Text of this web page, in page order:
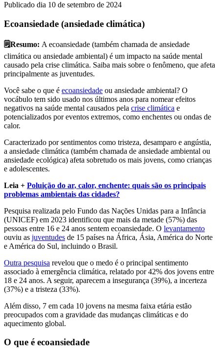
Publicado dia 10 de setembro de 2024
Ecoansiedade (ansiedade climática)
🗒️Resumo: A ecoansiedade (também chamada de ansiedade
climática ou ansiedade ambiental) é um impacto na saúde mental
causado pela crise climática. Saiba mais sobre o fenômeno, que afeta
principalmente as juventudes.
Você sabe o que é ecoansiedade ou ansiedade ambiental? O
vocábulo tem sido usado nos últimos anos para nomear efeitos
negativos na saúde mental causados pela crise climática e
potencializados por eventos extremos, como enchentes ou ondas de
calor.
Caracterizado por sentimentos como tristeza, desamparo e angústia,
a ansiedade climática (também chamada de ansiedade ambiental ou
ansiedade ecológica) afeta sobretudo os mais jovens, como crianças
e adolescentes.
Leia + Poluição do ar, calor, enchente: quais são os principais
problemas ambientais das cidades?
Pesquisa realizada pelo Fundo das Nações Unidas para a Infância
(UNICEF) em 2023 identificou que mais da metade (57%) das
pessoas entre 16 e 24 anos sentem ecoansiedade. O levantamento
ouviu as juventudes de 15 países na África, Ásia, América do Norte
e América do Sul, incluindo o Brasil.
Outra pesquisa revelou que o medo é o principal sentimento
associado à emergência climática, relatado por 42% dos jovens entre
18 e 24 anos. A seguir, aparecem a insegurança (39%), a incerteza
(37%) e a tristeza (33%).
Além disso, 7 em cada 10 jovens na mesma faixa etária estão
preocupados com a gravidade das mudanças climáticas e do
aquecimento global.
O que é ecoansiedade